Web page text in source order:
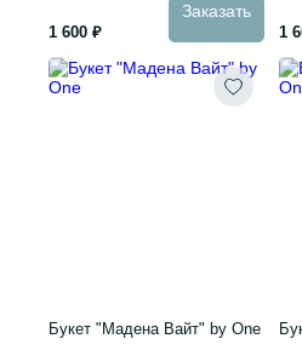
1 600 ₽
Заказать
1
Букет "Мадена Вайт" by One